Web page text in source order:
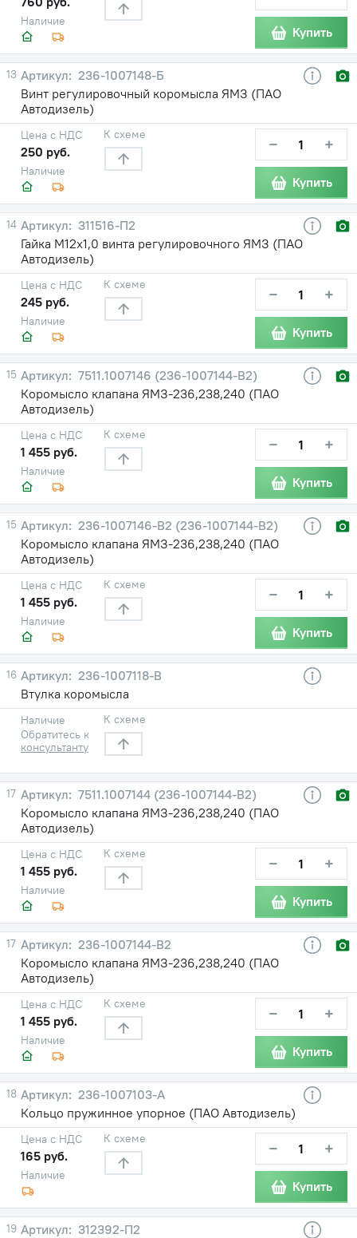
Наличие
Купить
13
236-1007148-Б
Винт регулировочный коромысла ЯМЗ (ПАО
Автодизель)
Наличие
Цена с НДС
250 руб.
К схеме − +
Купить
14
311516-П2
Гайка М12х1,0 винта регулировочного ЯМЗ (ПАО
Автодизель)
Наличие
Цена с НДС
245 руб.
К схеме − +
Купить
15
7511.1007146 (236-1007144-В2)
Коромысло клапана ЯМЗ-236,238,240 (ПАО
Автодизель)
Наличие
Цена с НДС
1 455 руб.
К схеме − +
Купить
15
236-1007146-В2 (236-1007144-В2)
Коромысло клапана ЯМЗ-236,238,240 (ПАО
Автодизель)
Наличие
Цена с НДС
1 455 руб.
К схеме − +
Купить
16
236-1007118-В
Втулка коромысла
Наличие
Обратитесь к
консультанту
К схеме
17
7511.1007144 (236-1007144-В2)
Коромысло клапана ЯМЗ-236,238,240 (ПАО
Автодизель)
Наличие
Цена с НДС
1 455 руб.
К схеме − +
Купить
17
236-1007144-В2
Коромысло клапана ЯМЗ-236,238,240 (ПАО
Автодизель)
Наличие
Цена с НДС
1 455 руб.
К схеме − +
Купить
18
236-1007103-А
Кольцо пружинное упорное (ПАО Автодизель)
Наличие
Цена с НДС
165 руб.
К схеме − +
Купить
19
312392-П2